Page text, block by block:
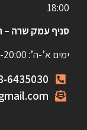
18:00
סניף עמק שרה –
ימים א’-ה’: 8:00-20:00 | יום ו’ ושבת 9:00-17:00
6435030